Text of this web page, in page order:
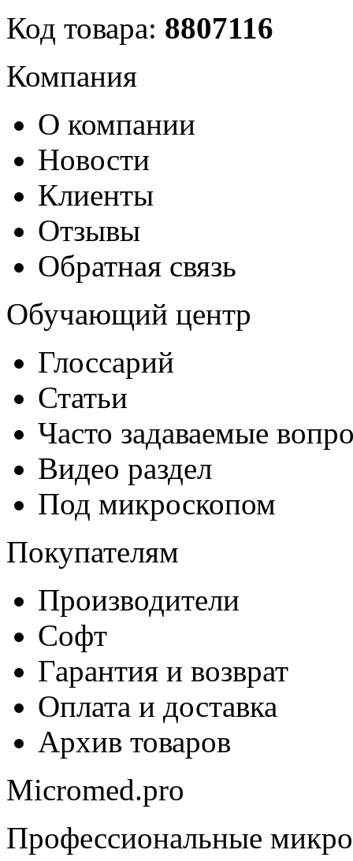
Код товара: 8807116
Компания
О компании
Новости
Клиенты
Отзывы
Обратная связь
Обучающий центр
Глоссарий
Статьи
Часто задаваемые
Видео раздел
Под микроскопом
Покупателям
Производители
Софт
Гарантия и возврат
Оплата и доставка
Архив товаров
Micromed.pro
Профессиональные